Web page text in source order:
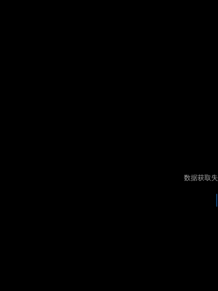
数据获取